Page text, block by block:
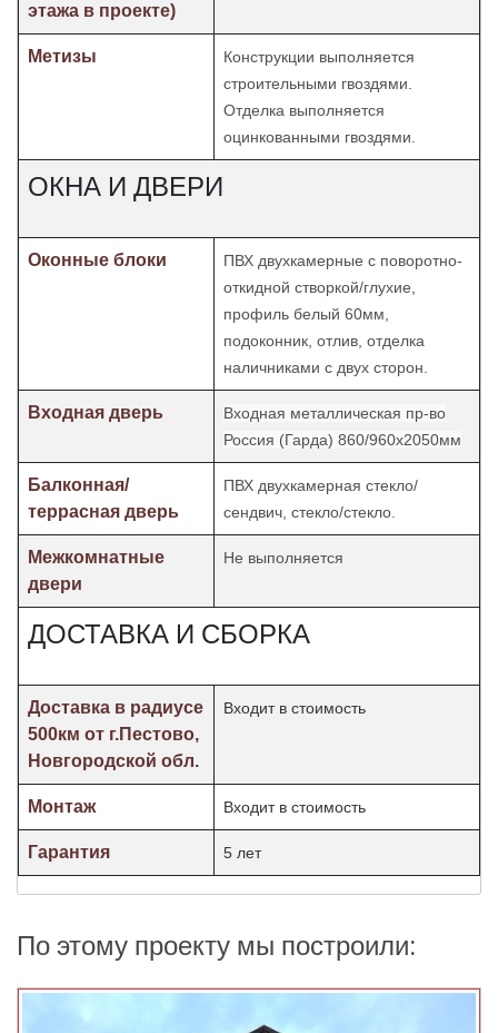
этажа в проекте)
Метизы
Конструкции выполняется
строительными гвоздями.
Отделка выполняется
оцинкованными гвоздями.
ОКНА И ДВЕРИ
Оконные блоки
ПВХ двухкамерные с поворотно-
откидной створкой/глухие,
профиль белый 60мм,
подоконник, отлив, отделка
наличниками с двух сторон.
Входная дверь
Входная металлическая пр-во
Россия (Гарда) 860/960х2050мм
Балконная/
террасная дверь
ПВХ двухкамерная стекло/
сендвич, стекло/стекло.
Межкомнатные
двери
Не выполняется
ДОСТАВКА И СБОРКА
Доставка в радиусе
500км от г.Пестово,
Новгородской обл.
Входит в стоимость
Монтаж Входит в стоимость
Гарантия 5 лет
По этому проекту мы построили: